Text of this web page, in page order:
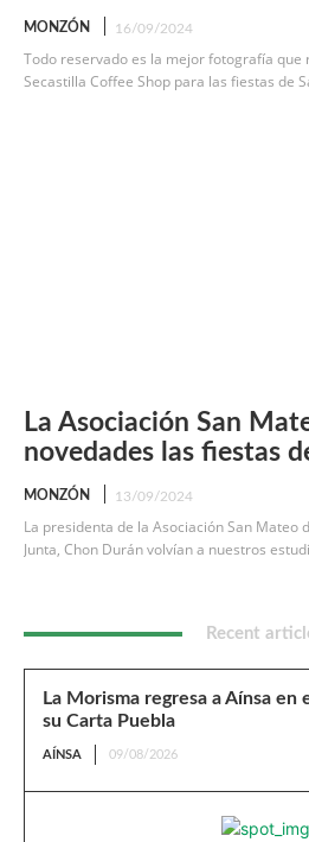
MONZÓN 16/09/2024
Todo reservado es la mejor fotografía que
Secastilla Coffee Shop para las fiestas de
La Asociación San
novedades las fiestas
MONZÓN 13/09/2024
La presidenta de la Asociación San Mateo
Junta, Chon Durán volvían a nuestros
Recent
La Morisma regresa a Aínsa en
su Carta Puebla
AÍNSA 09/08/2026